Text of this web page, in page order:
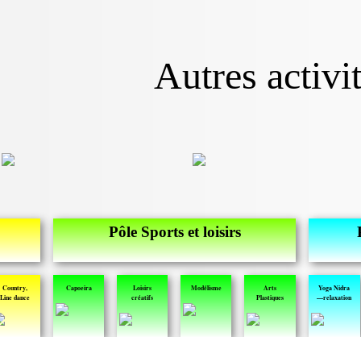
Autres
Pôle Sports et loisirs
Country,
Line dance
Capoeira
Loisirs
créatifs
Modélisme
Arts
Plastiques
Yoga Nidra
—relaxation